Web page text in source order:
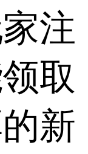
注
取
新